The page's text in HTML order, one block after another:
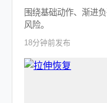
围绕基础动作、渐进
风险。
18分钟前发布